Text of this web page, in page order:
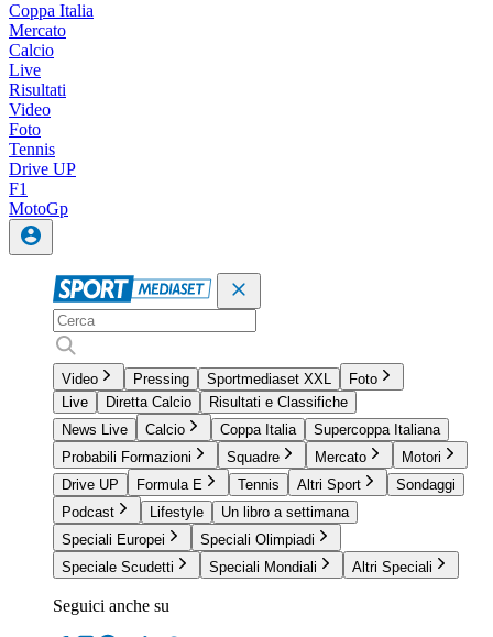
Coppa Italia
Mercato
Calcio
Live
Risultati
Video
Foto
Tennis
Drive UP
F1
MotoGp
Video Pressing Sportmediaset XXL
Foto
Live
Diretta Calcio
Risultati e Classifiche
News Live
Calcio Coppa Italia
Supercoppa Italiana
Probabili Formazioni
Squadre Mercato
Motori
Drive UP
Formula E Tennis Altri Sport
Sondaggi
Podcast
Lifestyle
Un libro a settimana
Speciali Europei
Speciali Olimpiadi
Speciale Scudetti
Speciali Mondiali Altri Speciali
Seguici anche su